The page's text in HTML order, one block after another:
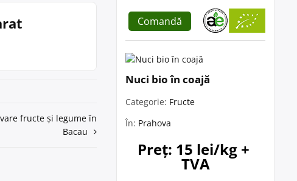
fructe și legume în
Bacau
Comandă
Nuci bio în coajă
Categorie: Fructe
În: Prahova
Preț: 15 lei/kg +
TVA